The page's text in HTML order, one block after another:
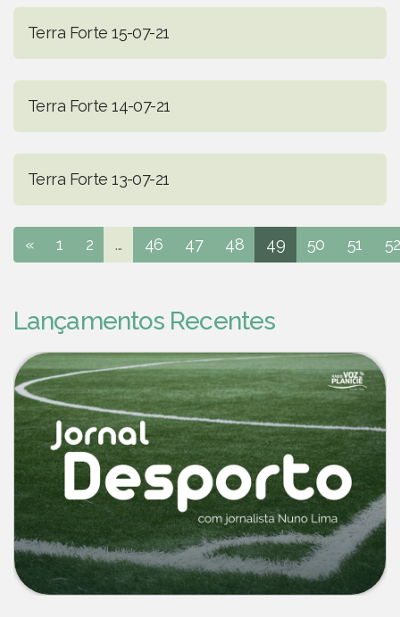
Terra Forte 15-07-21
Terra Forte 14-07-21
Terra Forte 13-07-21
« 1 2 ... 46 47 48 49 50 51 52
Lançamentos Recentes